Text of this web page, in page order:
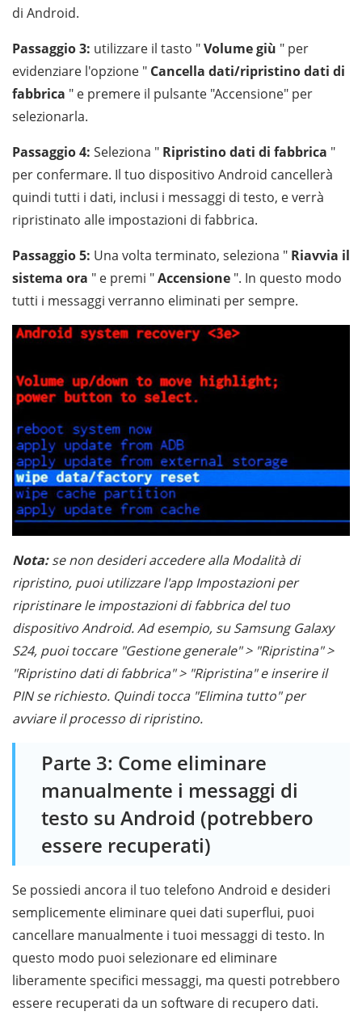
di Android.
Passaggio 3: utilizzare il tasto "Volume giù " per
evidenziare l'opzione " Cancella dati/ripristino dati di
fabbrica " ​​e premere il pulsante "Accensione" per
selezionarla.
Passaggio 4: Seleziona " Ripristino dati di fabbrica " ​​
per confermare. Il tuo dispositivo Android cancellerà
quindi tutti i dati, inclusi i messaggi di testo, e verrà
ripristinato alle impostazioni di fabbrica.
Passaggio 5: Una volta terminato, seleziona " Riavvia il
sistema ora " e premi "Accensione ". In questo modo
tutti i messaggi verranno eliminati per sempre.
Nota:se non desideri accedere alla Modalità di
ripristino, puoi utilizzare l'app Impostazioni per
ripristinare le impostazioni di fabbrica del tuo
dispositivo Android. Ad esempio, su Samsung Galaxy
S24, puoi toccare "Gestione generale" > "Ripristina" >
"Ripristino dati di fabbrica" ​​> "Ripristina" e inserire il
PIN se richiesto. Quindi tocca "Elimina tutto" per
avviare il processo di ripristino.
Parte 3: Come eliminare
manualmente i messaggi di
testo su Android (potrebbero
essere recuperati)
Se possiedi ancora il tuo telefono Android e desideri
semplicemente eliminare quei dati superflui, puoi
cancellare manualmente i tuoi messaggi di testo. In
questo modo puoi selezionare ed eliminare
liberamente specifici messaggi, ma questi potrebbero
essere recuperati da un software di recupero dati.